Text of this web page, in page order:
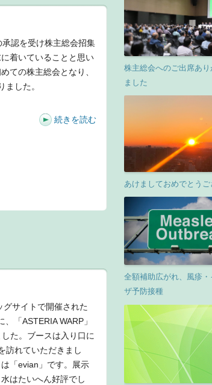
認を受け株主総会招集
着いていることと思い
ての株主総会となり、
した。
続きを読む
サイトで開催された
「ASTERIA WARP」
た。ブースは入り口に
訪れていただきまし
「evian」です。展示
はたいへん好評でし
株主総会へのご出席あ
ました
あけましておめでとうご
全額補助広がれ、風疹
ザ予防接種